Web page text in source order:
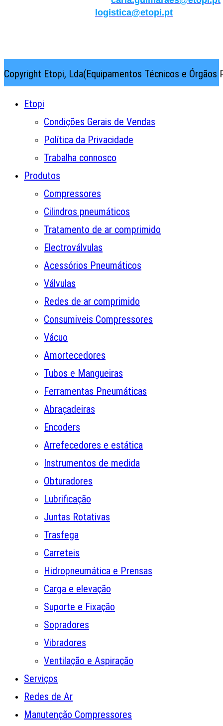
logistica@etopi.pt
Copyright Etopi, Lda(Equipamentos Técnicos e
Etopi
Condições Gerais de Vendas
Política da Privacidade
Trabalha connosco
Produtos
Compressores
Cilindros pneumáticos
Tratamento de ar comprimido
Electroválvulas
Acessórios Pneumáticos
Válvulas
Redes de ar comprimido
Consumiveis Compressores
Vácuo
Amortecedores
Tubos e Mangueiras
Ferramentas Pneumáticas
Abraçadeiras
Encoders
Arrefecedores e estática
Instrumentos de medida
Obturadores
Lubrificação
Juntas Rotativas
Trasfega
Carreteis
Hidropneumática e Prensas
Carga e elevação
Suporte e Fixação
Sopradores
Vibradores
Ventilação e Aspiração
Serviços
Redes de Ar
Manutenção Compressores